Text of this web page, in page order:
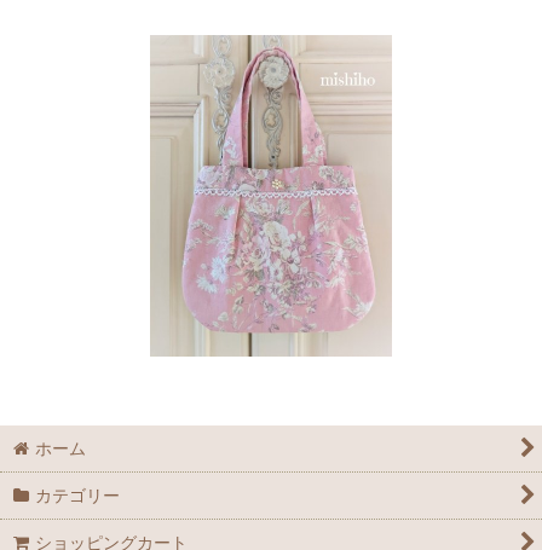
ホーム
カテゴリー
ショッピングカート